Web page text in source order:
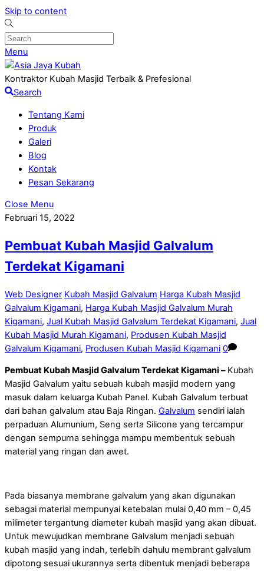
Skip to content
Menu
Kontraktor Kubah Masjid Terbaik & Prefesional
Search
Tentang Kami
Produk
Galeri
Blog
Kontak
Pesan Sekarang
Close Menu
Februari 15, 2022
Pembuat Kubah Masjid Galvalum
Terdekat Kigamani
Web Designer Kubah Masjid Galvalum Harga Kubah Masjid
Galvalum Kigamani, Harga Kubah Masjid Galvalum Murah
Kigamani, Jual Kubah Masjid Galvalum Terdekat Kigamani, Jual
Kubah Masjid Murah Kigamani, Produsen Kubah Masjid
Galvalum Kigamani, Produsen Kubah Masjid Kigamani 0
Pembuat Kubah Masjid Galvalum Terdekat Kigamani –Kubah
Masjid Galvalum yaitu sebuah kubah masjid modern yang
masuk dalam keluarga Kubah Panel. Kubah Galvalum terbuat
dari bahan galvalum atau Baja Ringan. Galvalum sendiri ialah
perpaduan Alumunium, Seng serta Silicone yang tercampur
dengan sempurna sehingga mampu membentuk sebuah
material yang ringan dan awet.
Pada biasanya membrane galvalum yang akan digunakan
sebagai material mempunyai ketebalan mulai 0,40 mm – 0,45
milimeter tergantung diameter kubah masjid yang akan dibuat.
Untuk mewujudkan membrane Galvalum menjadi sebuah
kubah masjid yang indah, terlebih dahulu membrant galvalum
dipotong sesuai ukurannya serta dibentuk menjadi beberapa